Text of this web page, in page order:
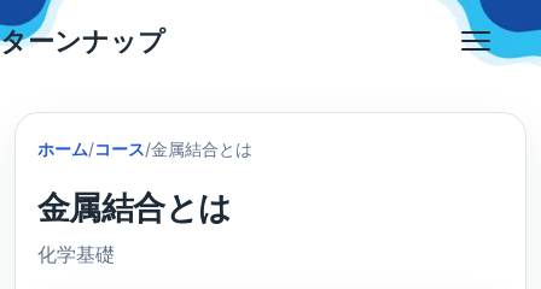
Skip
to
ターンナップ
ホーム/コース/金属結合とは
金属結合とは
化学基礎